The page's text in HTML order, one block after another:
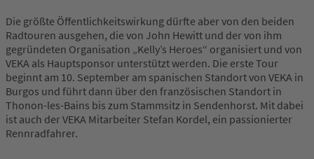
Die größte Öffentlichkeitswirkung dürfte aber von den beiden
Radtouren ausgehen, die von John Hewitt und der von ihm
gegründeten Organisation „Kelly’s Heroes“ organisiert und von
VEKA als Hauptsponsor unterstützt werden. Die erste Tour
beginnt am 10. September am spanischen Standort von VEKA in
Burgos und führt dann über den französischen Standort in
Thonon-les-Bains bis zum Stammsitz in Sendenhorst. Mit dabei
ist auch der VEKA Mitarbeiter Stefan Kordel, ein passionierter
Rennradfahrer.